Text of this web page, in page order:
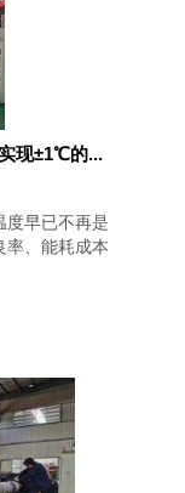
现±1℃的...
度早已不再是
率、能耗成本